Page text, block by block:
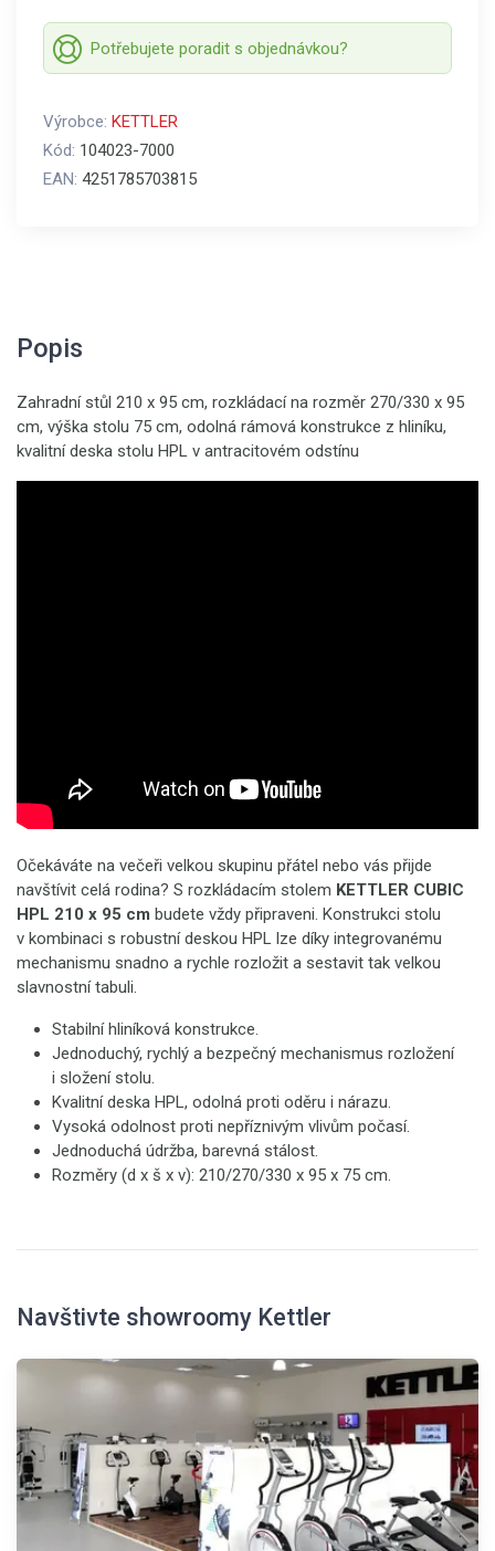
Potřebujete poradit s objednávkou?
Výrobce: KETTLER
Kód: 104023-7000
EAN: 4251785703815
Popis
Zahradní stůl 210 x 95 cm, rozkládací na rozměr 270/330 x 95
cm, výška stolu 75 cm, odolná rámová konstrukce z hliníku,
kvalitní deska stolu HPL v antracitovém odstínu
Očekáváte na večeři velkou skupinu přátel nebo vás přijde
navštívit celá rodina? S rozkládacím stolem KETTLER CUBIC
HPL 210 x 95 cm budete vždy připraveni. Konstrukci stolu
v kombinaci s robustní deskou HPL lze díky integrovanému
mechanismu snadno a rychle rozložit a sestavit tak velkou
slavnostní tabuli.
Stabilní hliníková konstrukce.
Jednoduchý, rychlý a bezpečný mechanismus rozložení
i složení stolu.
Kvalitní deska HPL, odolná proti oděru i nárazu.
Vysoká odolnost proti nepříznivým vlivům počasí.
Jednoduchá údržba, barevná stálost.
Rozměry (d x š x v): 210/270/330 x 95 x 75 cm.
Navštivte showroomy Kettler